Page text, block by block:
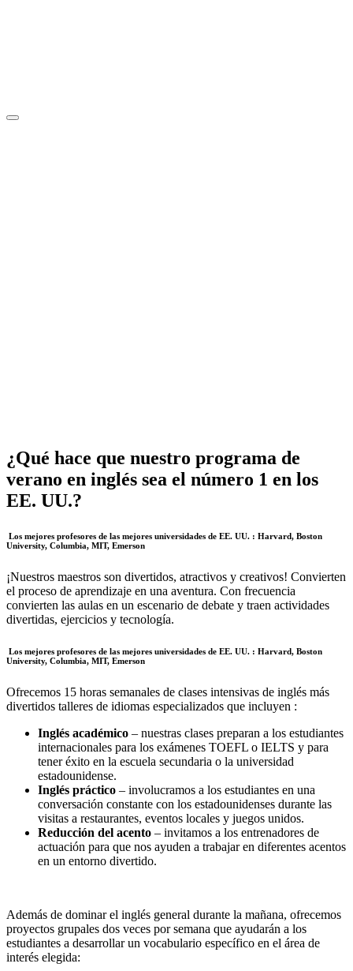
¿Qué hace que nuestro programa de
verano en inglés sea el número 1 en los
EE. UU.?
Los mejores profesores de las mejores universidades de EE. UU. : Harvard, Boston
University, Columbia, MIT, Emerson
¡Nuestros maestros son divertidos, atractivos y creativos! Convierten
el proceso de aprendizaje en una aventura. Con frecuencia
convierten las aulas en un escenario de debate y traen actividades
divertidas, ejercicios y tecnología.
Los mejores profesores de las mejores universidades de EE. UU. : Harvard, Boston
University, Columbia, MIT, Emerson
Ofrecemos 15 horas semanales de clases intensivas de inglés más
divertidos talleres de idiomas especializados que incluyen :
Inglés académico – nuestras clases preparan a los estudiantes
internacionales para los exámenes TOEFL o IELTS y para
tener éxito en la escuela secundaria o la universidad
estadounidense.
Inglés práctico – involucramos a los estudiantes en una
conversación constante con los estadounidenses durante las
visitas a restaurantes, eventos locales y juegos unidos.
Reducción del acento – invitamos a los entrenadores de
actuación para que nos ayuden a trabajar en diferentes acentos
en un entorno divertido.
Además de dominar el inglés general durante la mañana, ofrecemos
proyectos grupales dos veces por semana que ayudarán a los
estudiantes a desarrollar un vocabulario específico en el área de
interés elegida: